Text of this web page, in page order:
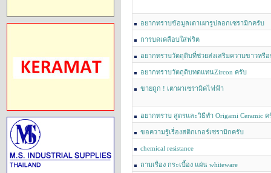
อยากทราบข้อมูลเตาเผารูปลอกเซรามิกครับ
การบดเคลือบใส่ฟริต
อยากทราบวัตถุดิบที่ช่วยส่งเสริมความขาวหรื
อยากทราบวัตถุดิบทดแทนZircon ครับ
ขายถูก ! เตาผาเซรามิคไฟฟ้า
อยากทราบ สูตรและวิธีทำ Origami Ceramic ค
ขอความรู้เรื่องสติกเกอร์เซรามิกครับ
chemical resistance
ถามเรื่อง กระเบื้อง แผ่น whiteware